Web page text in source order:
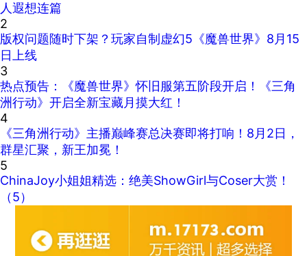
人遐想连篇
2
版权问题随时下架？玩家自制虚幻5《魔兽世界》8月15
日上线
3
热点预告：《魔兽世界》怀旧服第五阶段开启！《三角
洲行动》开启全新宝藏月摸大红！
4
《三角洲行动》主播巅峰赛总决赛即将打响！8月2日，
群星汇聚，新王加冕！
5
ChinaJoy小姐姐精选：绝美ShowGirl与Coser大赏！
（5）